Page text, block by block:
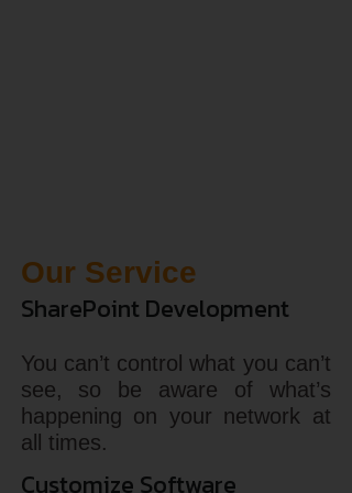
Our Service
SharePoint Development
You can’t control what you can’t
see, so be aware of what’s
happening on your network at
all times.
Customize Software